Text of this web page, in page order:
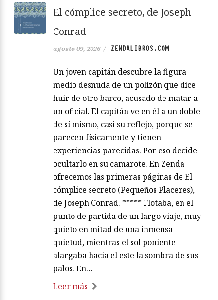
El cómplice secreto, de Joseph
Conrad
agosto 09, 2026 / ZENDALIBROS.COM
Un joven capitán descubre la figura
medio desnuda de un polizón que dice
huir de otro barco, acusado de matar a
un oficial. El capitán ve en él a un doble
de sí mismo, casi su reflejo, porque se
parecen físicamente y tienen
experiencias parecidas. Por eso decide
ocultarlo en su camarote. En Zenda
ofrecemos las primeras páginas de El
cómplice secreto (Pequeños Placeres),
de Joseph Conrad. ***** Flotaba, en el
punto de partida de un largo viaje, muy
quieto en mitad de una inmensa
quietud, mientras el sol poniente
alargaba hacia el este la sombra de sus
palos. En…
Leer más